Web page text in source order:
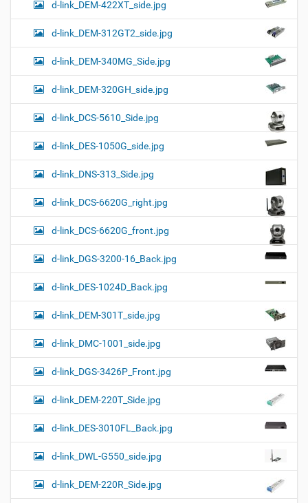
d-link_DEM-422XT_side.jpg
d-link_DEM-312GT2_side.jpg
d-link_DEM-340MG_Side.jpg
d-link_DEM-320GH_side.jpg
d-link_DCS-5610_Side.jpg
d-link_DES-1050G_side.jpg
d-link_DNS-313_Side.jpg
d-link_DCS-6620G_right.jpg
d-link_DCS-6620G_front.jpg
d-link_DGS-3200-16_Back.jpg
d-link_DES-1024D_Back.jpg
d-link_DEM-301T_side.jpg
d-link_DMC-1001_side.jpg
d-link_DGS-3426P_Front.jpg
d-link_DEM-220T_Side.jpg
d-link_DES-3010FL_Back.jpg
d-link_DWL-G550_side.jpg
d-link_DEM-220R_Side.jpg